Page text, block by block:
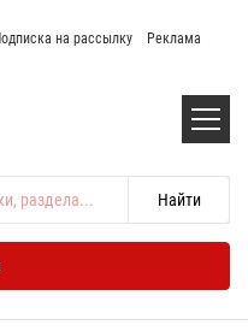
на рассылку
Реклама
раздела...